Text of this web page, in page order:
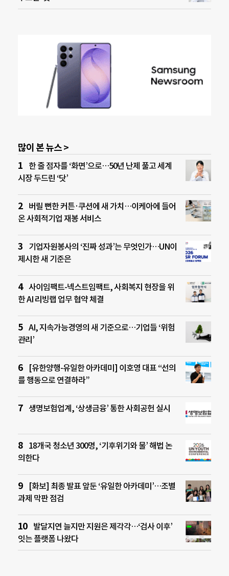
많이 본 뉴스 >
한 줄 점자를 ‘화면’으로…50년 난제 풀고 세계
시장 두드린 ‘닷’
버릴 뻔한 커튼·쿠션에 새 가치…이케아에 들어
온 사회적기업 재봉 서비스
기업자원봉사의 ‘진짜 성과’는 무엇인가…UN이
제시한 새 기준은
사이임팩트-넥스트임팩트, 사회복지 현장을 위
한 AI 리빙랩 업무 협약 체결
AI, 지속가능경영의 새 기준으로…기업들 ‘위험
관리’
[유한양행-유일한 아카데미] 이호영 대표 “선의
를 행동으로 연결하라”
생명보험업계, ‘상생금융’ 통한 사회공헌 실시
18개국 청소년 300명, ‘기후위기와 물’ 해법 논
의한다
[화보] 최종 발표 앞둔 ‘유일한 아카데미’…조별
과제 막판 점검
발달지연 늘지만 지원은 제각각…‘검사 이후’
잇는 플랫폼 나왔다